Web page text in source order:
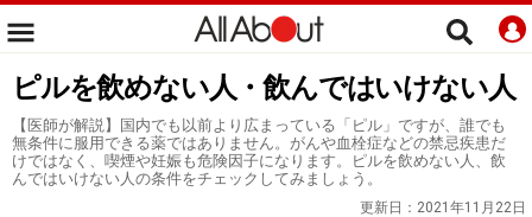
ピルを飲めない人・飲んではいけない人
【医師が解説】国内でも以前より広まっている「ピル」ですが、誰でも
無条件に服用できる薬ではありません。がんや血栓症などの禁忌疾患だ
けではなく、喫煙や妊娠も危険因子になります。ピルを飲めない人、飲
んではいけない人の条件をチェックしてみましょう。
更新日： 2021年11月22日